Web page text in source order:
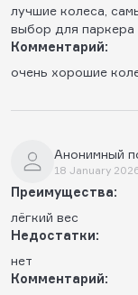
лучшие колеса,
выбор для паркера
Комментарий:
очень хорошие
Анонимный
18 January
Преимущества:
лёгкий вес
Недостатки:
нет
Комментарий: